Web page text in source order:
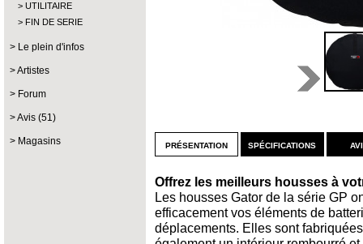
UTILITAIRE
FIN DE SERIE
Le plein d'infos
Artistes
Forum
Avis (51)
Magasins présentation
Offrez les meilleurs housses à
Les housses Gator de la série GP
efficacement vos éléments de
déplacements. Elles sont
spécifications